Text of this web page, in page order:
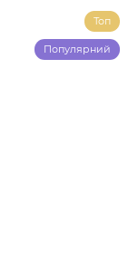
Топ
Популярний